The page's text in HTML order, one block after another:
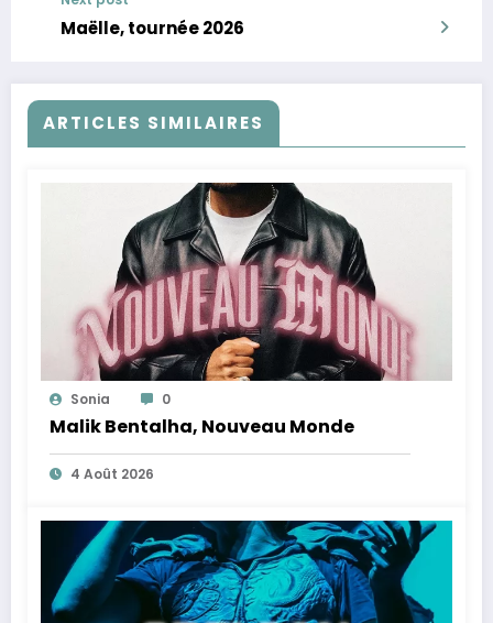
Maëlle, tournée 2026
ARTICLES SIMILAIRES
Sonia 0
Malik Bentalha, Nouveau Monde
4 Août 2026